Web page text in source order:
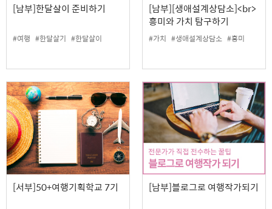
[남부]한달살이 준비하기
#여행 #한달살기 #한달살이
[남부][생애설계상담소]<br>
흥미와 가치 탐구하기
#가치 #생애설계상담소 #흥미
[서부]50+여행기획학교 7기 [남부]블로그로 여행작가되기